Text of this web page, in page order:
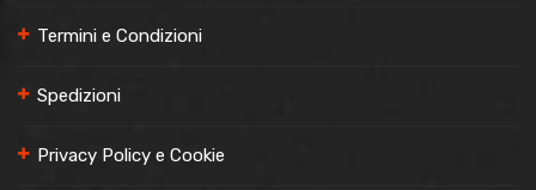
Termini e Condizioni
Spedizioni
Privacy Policy e Cookie